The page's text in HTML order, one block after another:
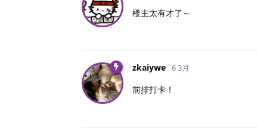
楼主太有才了～
zkaiywe 6 3月
前排打卡！